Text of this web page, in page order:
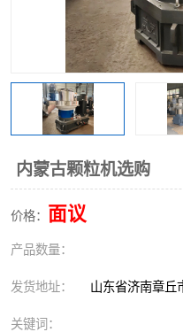
内蒙古颗粒机选购
价格： 面议
产品数量：
发货地址： 山东省济南章丘
关键词：
锯末滚筒筛